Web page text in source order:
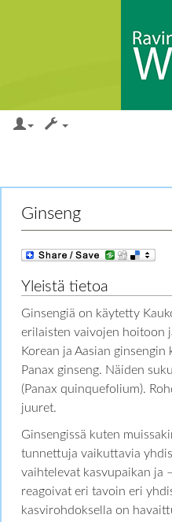
Ginseng
Yleistä tietoa
Ginsengiä on käytetty
erilaisten vaivojen hoitoon
Korean ja Aasian
Panax ginseng. Näiden
(Panax quinquefolium).
juuret.
Ginsengissä kuten
tunnettuja vaikuttavia
vaihtelevat kasvupaikan ja
reagoivat eri tavoin eri
kasvirohdoksella on